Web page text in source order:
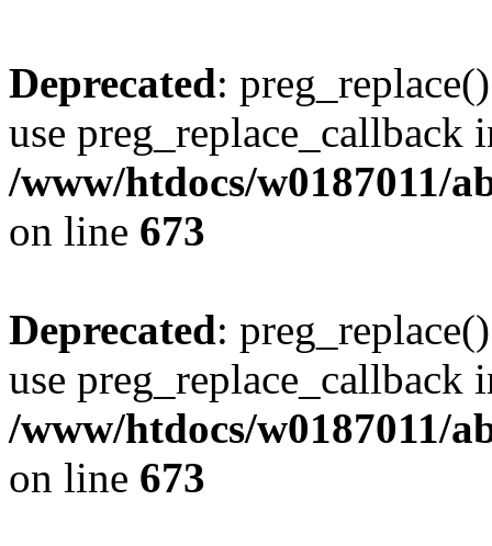
Deprecated:
use preg_replace_callback
/www/htdocs/w0187011/
on line 673
Deprecated:
use preg_replace_callback
/www/htdocs/w0187011/
on line 673